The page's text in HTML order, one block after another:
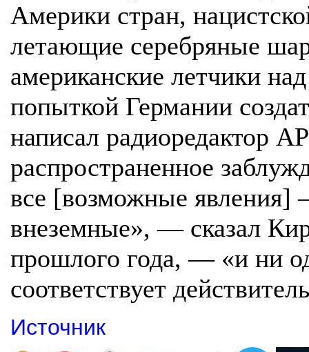
Америки стран,
летающие серебряные
американские летчики
попыткой Германии
написал радиоредактор
распространенное
все [возможные явления]
внеземные», — сказал
прошлого года, — «и ни
соответствует
Источник